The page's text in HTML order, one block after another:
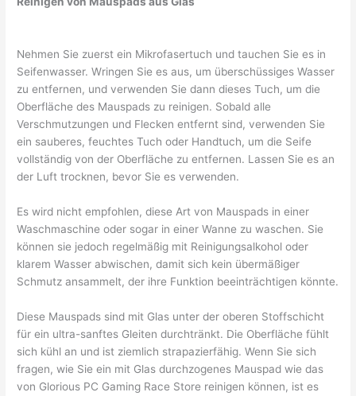
Nehmen Sie zuerst ein Mikrofasertuch und tauchen Sie es in
Seifenwasser. Wringen Sie es aus, um überschüssiges Wasser
zu entfernen, und verwenden Sie dann dieses Tuch, um die
Oberfläche des Mauspads zu reinigen. Sobald alle
Verschmutzungen und Flecken entfernt sind, verwenden Sie
ein sauberes, feuchtes Tuch oder Handtuch, um die Seife
vollständig von der Oberfläche zu entfernen. Lassen Sie es an
der Luft trocknen, bevor Sie es verwenden.
Es wird nicht empfohlen, diese Art von Mauspads in einer
Waschmaschine oder sogar in einer Wanne zu waschen. Sie
können sie jedoch regelmäßig mit Reinigungsalkohol oder
klarem Wasser abwischen, damit sich kein übermäßiger
Schmutz ansammelt, der ihre Funktion beeinträchtigen könnte.
Diese Mauspads sind mit Glas unter der oberen Stoffschicht
für ein ultra-sanftes Gleiten durchtränkt. Die Oberfläche fühlt
sich kühl an und ist ziemlich strapazierfähig. Wenn Sie sich
fragen, wie Sie ein mit Glas durchzogenes Mauspad wie das
von Glorious PC Gaming Race Store reinigen können, ist es